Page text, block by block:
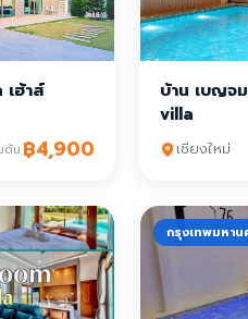
ฮ้าส์
ต้น ฿4,900
บ้าน เบญจ
villa
เชียงใหม่
กรุงเทพมหาน